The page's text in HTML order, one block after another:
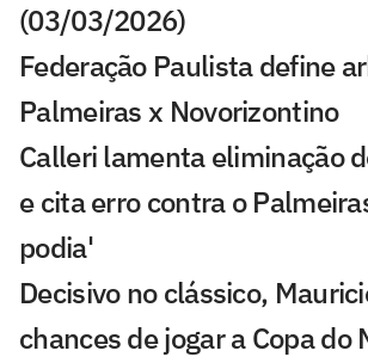
(03/03/2026)
Federação Paulista define
Palmeiras x Novorizontino
Calleri lamenta eliminação
e cita erro contra o
podia'
Decisivo no clássico,
chances de jogar a Copa do